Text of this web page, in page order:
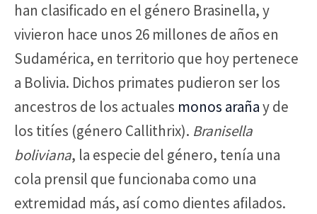
han clasificado en el género Brasinella, y
vivieron hace unos 26 millones de años en
Sudamérica, en territorio que hoy pertenece
a Bolivia. Dichos primates pudieron ser los
ancestros de los actuales monos arañay de
los titíes (género Callithrix). Branisella
boliviana, la especie del género, tenía una
cola prensil que funcionaba como una
extremidad más, así como dientes afilados.